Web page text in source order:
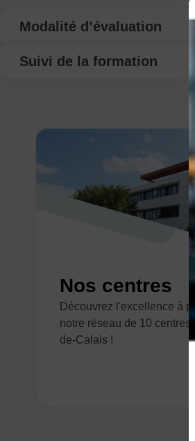
Modalité d’évaluation
Suivi de la formation
Nos centres
Découvrez l'excellence à
notre réseau de 10 centres
de-Calais !